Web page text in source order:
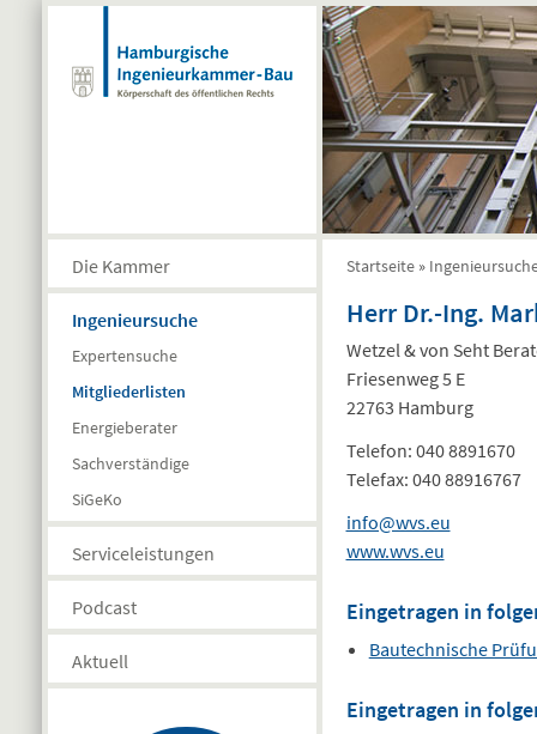
Direkt zum Inhalt
Die Kammer
Ingenieursuche
Expertensuche
Mitgliederlisten
Energieberater
Sachverständige
SiGeKo
Serviceleistungen
Podcast
Aktuell
Startseite »
Herr Dr.-Ing.
Wetzel & von Seht
Friesenweg 5 E
22763 Hamburg
Telefon: 040 8891670
Telefax: 040 88916767
info@wvs.eu
www.wvs.eu
Eingetragen in
Bautechnische
Eingetragen in